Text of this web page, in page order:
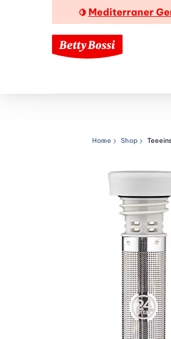
🍋 Mediterraner
Navigationspfad
Home Shop